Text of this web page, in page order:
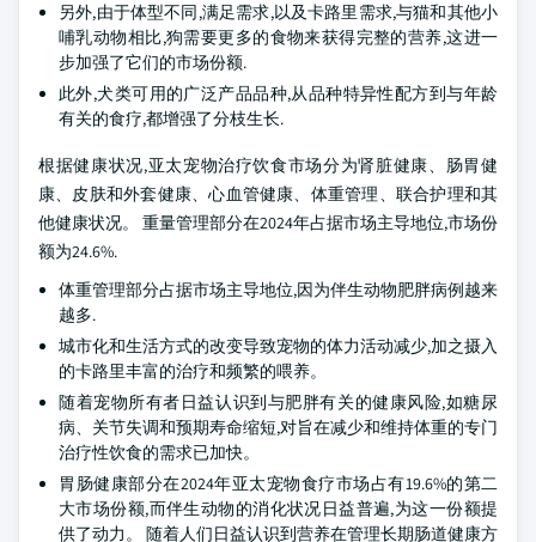
另外,由于体型不同,满足需求,以及卡路里需求,与猫和其他小
哺乳动物相比,狗需要更多的食物来获得完整的营养,这进一
步加强了它们的市场份额.
此外,犬类可用的广泛产品品种,从品种特异性配方到与年龄
有关的食疗,都增强了分枝生长.
根据健康状况,亚太宠物治疗饮食市场分为肾脏健康、肠胃健
康、皮肤和外套健康、心血管健康、体重管理、联合护理和其
他健康状况。 重量管理部分在2024年占据市场主导地位,市场份
额为24.6%.
体重管理部分占据市场主导地位,因为伴生动物肥胖病例越来
越多.
城市化和生活方式的改变导致宠物的体力活动减少,加之摄入
的卡路里丰富的治疗和频繁的喂养。
随着宠物所有者日益认识到与肥胖有关的健康风险,如糖尿
病、关节失调和预期寿命缩短,对旨在减少和维持体重的专门
治疗性饮食的需求已加快。
胃肠健康部分在2024年亚太宠物食疗市场占有19.6%的第二
大市场份额,而伴生动物的消化状况日益普遍,为这一份额提
供了动力。 随着人们日益认识到营养在管理长期肠道健康方